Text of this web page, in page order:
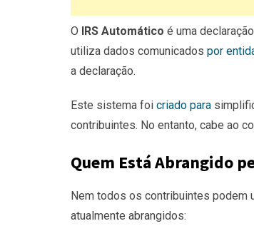
O IRS Automático é uma
utiliza dados comunicados por
a declaração.
Este sistema foi criado para
contribuintes. No entanto, cabe ao
Quem Está Abrangido
Nem todos os contribuintes podem
atualmente abrangidos: